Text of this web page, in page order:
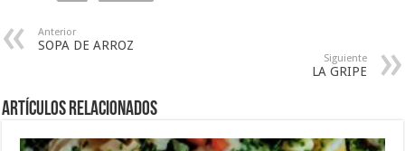
Anterior
SOPA DE ARROZ
Siguiente
LA GRIPE
Artículos Relacionados